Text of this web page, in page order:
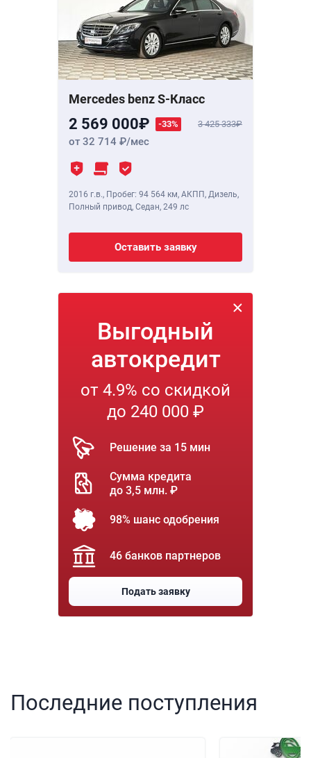
Mercedes benz S-Класс
2 569 000 -33% 3 425 333
от 32 714 /мес
2016 г.в., Пробег: 94 564 км, АКПП, Дизель,
Полный привод, Седан, 249 лс
Оставить заявку
Выгодный
автокредит
от 4.9% со скидкой
до 240 000 ₽
Решение за 15 мин
Сумма кредита
до 3,5 млн. ₽
98% шанс одобрения
46 банков партнеров
Подать заявку
Последние поступления